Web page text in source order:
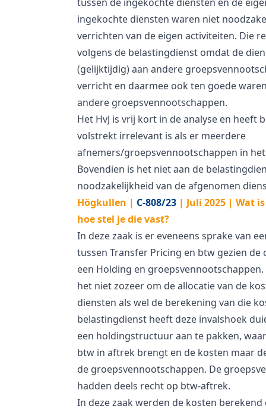
ingekochte diensten waren niet
verrichten van de eigen activiteiten. Die
volgens de belastingdienst omdat de
(gelijktijdig) aan andere
verricht en daarmee ook ten goede
andere groepsvennootschappen.
Het HvJ is vrij kort in de analyse en heeft
volstrekt irrelevant is als er meerdere
afnemers/groepsvennootschappen in
Bovendien is het niet aan de
noodzakelijkheid van de afgenomen
Högkullen | C-808/23 | Juli 2025 | Wat
hoe stel je die vast?
In deze zaak is er eveneens sprake van
tussen Transfer Pricing en btw gezien de
een Holding en groepsvennootschappen.
het niet zozeer om de allocatie van de
diensten als wel de berekening van die
belastingdienst heeft deze invalshoek
een holdingstructuur aan te pakken,
btw in aftrek brengt en de kosten maar
de groepsvennootschappen. De
hadden deels recht op btw-aftrek.
In deze zaak werden de kosten